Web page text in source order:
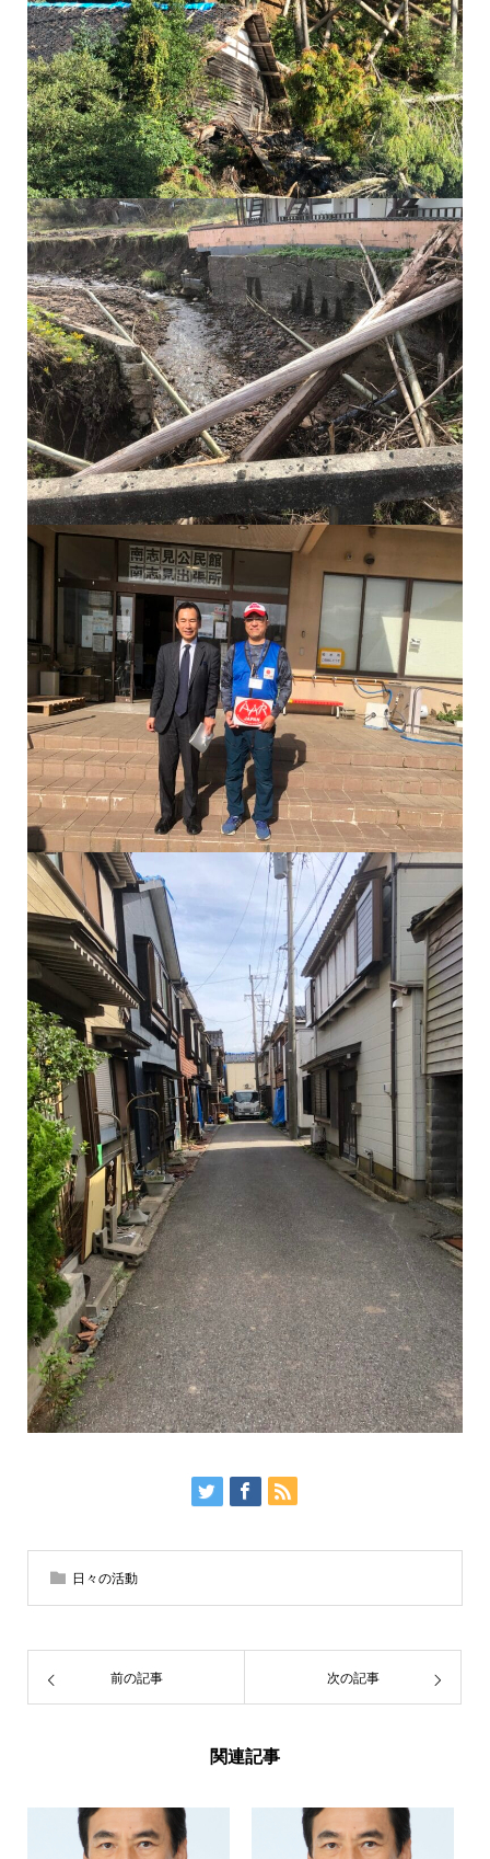
日々の活動
前の記事 次の記事
関連記事